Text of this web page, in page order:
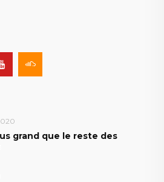
grand que le reste des